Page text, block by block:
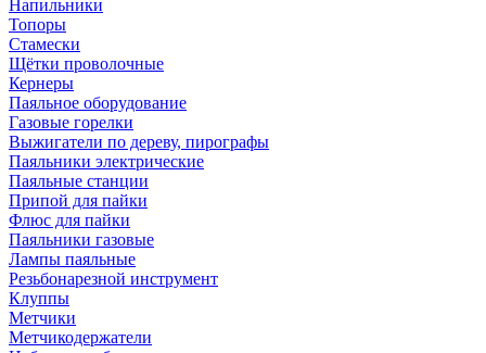
Напильники
Топоры
Стамески
Щётки проволочные
Кернеры
Паяльное оборудование
Газовые горелки
Выжигатели по дереву, пирографы
Паяльники электрические
Паяльные станции
Припой для пайки
Флюс для пайки
Паяльники газовые
Лампы паяльные
Резьбонарезной инструмент
Клуппы
Метчики
Метчикодержатели